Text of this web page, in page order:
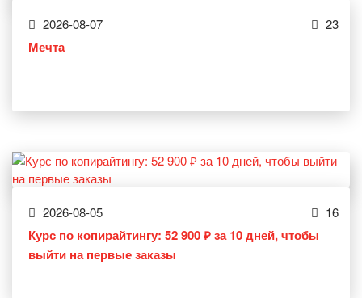
2026-08-07 23
Мечта
2026-08-05 16
Курс по копирайтингу: 52 900 ₽ за 10 дней, чтобы
выйти на первые заказы